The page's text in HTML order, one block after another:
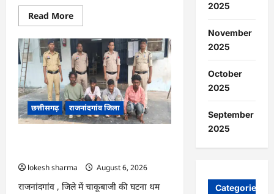
Read MoreRead
more
राजनांदगांव
सीधी
भर्ती
के
लिए
जारी
विज्ञापन
में
संशोधन…
छत्तीसगढ़ राजनांदगांव जिला
lokesh sharma
August 6, 2026
राजनांदगांव , जिले में चाकूबाजी की घटना थम
2025
November
2025
October
2025
September
2025
Categories